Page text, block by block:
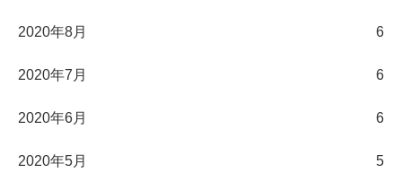
2020年8月 6
2020年7月 6
2020年6月 6
2020年5月 5